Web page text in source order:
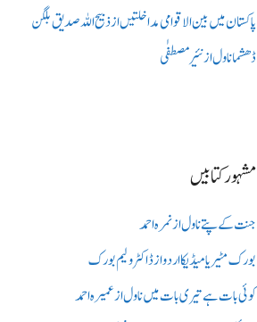
پاکستان میں بین الاقوامی مداخلتیں از ذبیح اللہ صدیق بلگن
ڈھشما ناول از نئیر مصطفٰی
مشہور کتابیں
جنت کے پتے ناول از نمرہ احمد
بورک مٹیریا میڈیکااردو از ڈاکٹر ولیم بورک
کوئی بات ہے تیری بات میں ناول از عمیرہ احمد